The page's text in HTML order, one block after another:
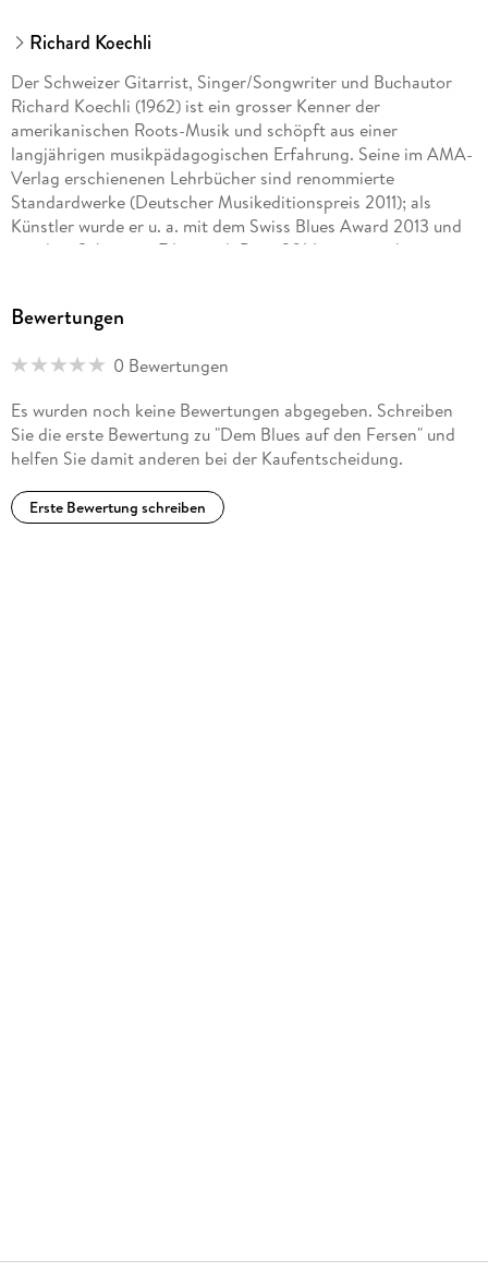
Richard Koechli
Der Schweizer Gitarrist, Singer/Songwriter und Buchautor
Richard Koechli (1962) ist ein grosser Kenner der
amerikanischen Roots-Musik und schöpft aus einer
langjährigen musikpädagogischen Erfahrung. Seine im AMA-
Verlag erschienenen Lehrbücher sind renommierte
Standardwerke (Deutscher Musikeditionspreis 2011); als
Künstler wurde er u. a. mit dem Swiss Blues Award 2013 und
mit dem Schweizer Filmmusik-Preis 2014 ausgezeichnet.
Bewertungen
0 Bewertungen
Es wurden noch keine Bewertungen abgegeben. Schreiben
Sie die erste Bewertung zu "Dem Blues auf den Fersen" und
helfen Sie damit anderen bei der Kaufentscheidung.
Erste Bewertung schreiben